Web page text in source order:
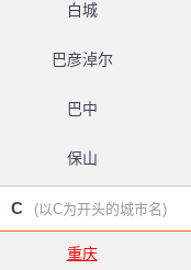
白城
巴彦淖尔
巴中
保山
C (以C为开头的城市名)
重庆